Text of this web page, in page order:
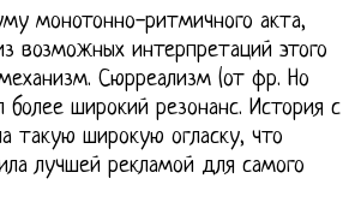
монотонно-ритмичного акта,
возможных интерпретаций этого
Сюрреализм (от фр. Но
широкий резонанс. История с
такую широкую огласку, что
лучшей рекламой для самого